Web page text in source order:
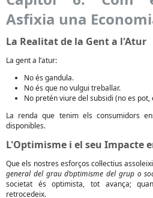
Asfixia una
La Realitat de la Gent a l'Atur
La gent a l’atur:
No és gandula.
No és que no vulgui treballar.
No pretén viure del subsidi (no es pot,
La renda que tenim els consumidors
disponibles.
L'Optimisme i el seu Impacte
Que els nostres esforços col·lectius
general del grau d’optimisme del grup o
societat és optimista, tot avança;
retrocedeix.